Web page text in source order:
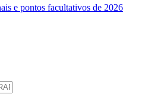
e pontos facultativos de 2026